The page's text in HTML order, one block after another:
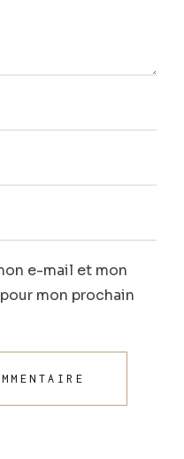
e-mail et mon
mon prochain